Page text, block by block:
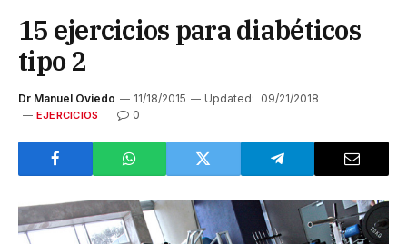
15 ejercicios para diabéticos
tipo 2
Dr Manuel Oviedo 11/18/2015 Updated: 09/21/2018
EJERCICIOS 0